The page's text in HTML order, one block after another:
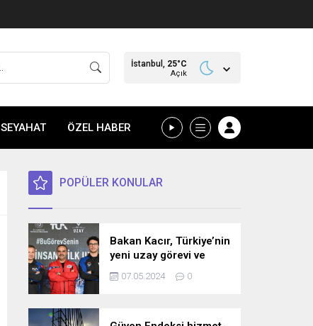
İstanbul, 25°C
Açık
SEYAHAT ÖZEL HABER
POPÜLER KONULAR
Bakan Kacır, Türkiye’nin
yeni uzay görevi ve
bilim misyonunu
açıkladı! İşte detaylar…
07.05.2024 0